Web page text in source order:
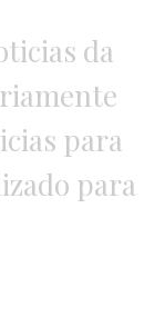
da
para
para